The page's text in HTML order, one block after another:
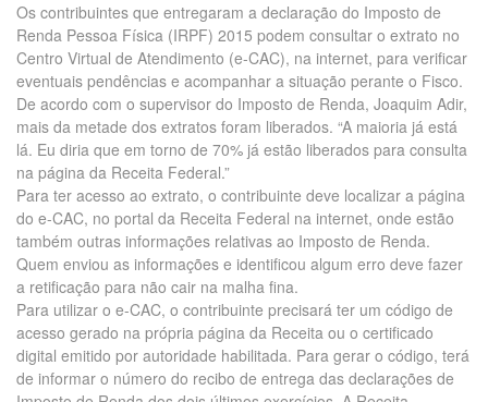
Os contribuintes que entregaram a declaração do Imposto de
Renda Pessoa Física (IRPF) 2015 podem consultar o extrato no
Centro Virtual de Atendimento (e-CAC), na internet, para verificar
eventuais pendências e acompanhar a situação perante o Fisco.
De acordo com o supervisor do Imposto de Renda, Joaquim Adir,
mais da metade dos extratos foram liberados. “A maioria já está
lá. Eu diria que em torno de 70% já estão liberados para consulta
na página da Receita Federal.”
Para ter acesso ao extrato, o contribuinte deve localizar a página
do e-CAC, no portal da Receita Federal na internet, onde estão
também outras informações relativas ao Imposto de Renda.
Quem enviou as informações e identificou algum erro deve fazer
a retificação para não cair na malha fina.
Para utilizar o e-CAC, o contribuinte precisará ter um código de
acesso gerado na própria página da Receita ou o certificado
digital emitido por autoridade habilitada. Para gerar o código, terá
de informar o número do recibo de entrega das declarações de